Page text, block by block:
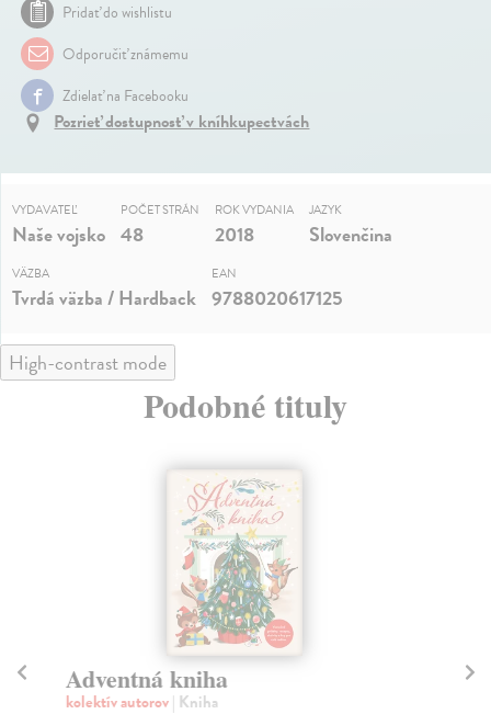
Pridať do wishlistu
Odporučiť známemu
Zdielať na Facebooku
Pozrieť dostupnosť v kníhkupectvách
VYDAVATEĽ
Naše vojsko
POČET STRÁN
48
ROK VYDANIA
2018
JAZYK
Slovenčina
VÄZBA
Tvrdá väzba / Hardback
EAN
9788020617125
High-contrast mode
Podobné tituly
Adventná kniha
kolektív autorov| Kniha